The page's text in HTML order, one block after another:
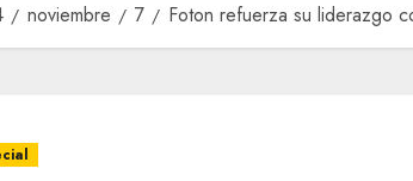
noviembre 7 Foton refuerza su liderazgo